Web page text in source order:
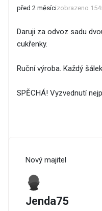
před 2 měsícizobrazeno
Daruji za odvoz sadu
cukřenky.
Ruční výroba. Každý
SPĚCHÁ! Vyzvednutí
Nový majitel
Jenda75